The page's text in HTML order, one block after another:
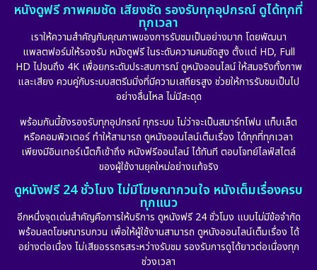
หนังดูฟรี ภาพคมชัด เสียงชัด รองรับทุกอุปกรณ์ ดูได้ทุกที่
ทุกเวลา
เราให้ความสำคัญกับคุณภาพของการรับชมเป็นอย่างมาก โดยพัฒนา
แพลตฟอร์มให้รองรับ หนังดูฟรี ในระดับความคมชัดสูง ตั้งแต่ HD, Full
HD ไปจนถึง 4K เพื่อยกระดับประสบการณ์ ดูหนังออนไลน์ ให้สมจริงทั้งภาพ
และเสียง ควบคู่กับระบบสตรีมมิ่งที่มีความเสถียรสูง ช่วยให้การรับชมเป็นไป
อย่างลื่นไหล ไม่มีสะดุด
พร้อมกันนี้ยังรองรับทุกอุปกรณ์ ทุกระบบ ไม่ว่าจะเป็นสมาร์ทโฟน แท็บเล็ต
หรือคอมพิวเตอร์ ทำให้สามารถ ดูหนังออนไลน์เต็มเรื่อง ได้ทุกที่ทุกเวลา
เพียงมีอินเทอร์เน็ตก็เข้าถึง หนังฟรีออนไลน์ ได้ทันที ตอบโจทย์ไลฟ์สไตล์
ของผู้ใช้งานยุคใหม่อย่างแท้จริง
ดูหนังฟรี 24 ชั่วโมง ไม่มีโฆษณากวนใจ หนังเต็มเรื่องครบ
ทุกแนว
อีกหนึ่งจุดเด่นสำคัญคือการให้บริการ ดูหนังฟรี 24 ชั่วโมง แบบไม่มีข้อจำกัด
พร้อมลดโฆษณารบกวน เพื่อให้ผู้ใช้งานสามารถ ดูหนังออนไลน์เต็มเรื่อง ได้
อย่างต่อเนื่อง ไม่เสียอรรถรสระหว่างรับชม รองรับการดูได้ยาวต่อเนื่องทุก
ช่วงเวลา